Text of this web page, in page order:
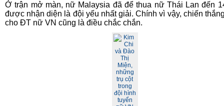
Ở trận mở màn, nữ Malaysia đã để thua nữ Thái Lan đến
được nhận diện là đội yếu nhất giải. Chính vì vậy, chiến
cho ĐT nữ VN cũng là điều chắc chắn.